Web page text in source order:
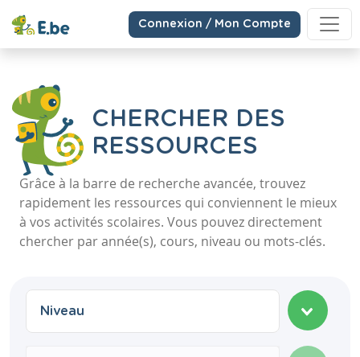
Connexion / Mon Compte
CHERCHER DES
RESSOURCES
Grâce à la barre de recherche avancée, trouvez
rapidement les ressources qui conviennent le mieux
à vos activités scolaires. Vous pouvez directement
chercher par année(s), cours, niveau ou mots-clés.